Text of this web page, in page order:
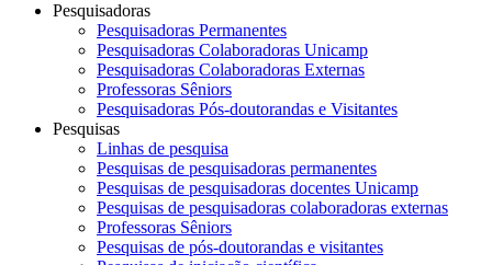
Pesquisadoras
Pesquisadoras Permanentes
Pesquisadoras Colaboradoras Unicamp
Pesquisadoras Colaboradoras Externas
Professoras Sêniors
Pesquisadoras Pós-doutorandas e Visitantes
Pesquisas
Linhas de pesquisa
Pesquisas de pesquisadoras permanentes
Pesquisas de pesquisadoras docentes Unicamp
Pesquisas de pesquisadoras colaboradoras externas
Professoras Sêniors
Pesquisas de pós-doutorandas e visitantes